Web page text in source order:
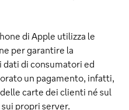
di Apple utilizza le
per garantire la
dati di consumatori ed
un pagamento, infatti,
carte dei clienti né sul
propri server.